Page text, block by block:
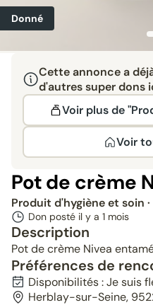
Donné
Cette annonce a
d'autres super dons
Voir plus de
Voir
Pot de crème
Produit d'hygiène et soin
Don posté il y a 1 mois
Description
Pot de crème Nivea
Préférences de
Disponibilités : Je suis
Herblay-sur-Seine,